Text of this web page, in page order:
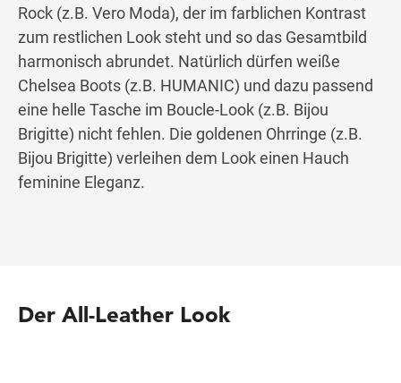
Rock (z.B. Vero Moda), der im farblichen Kontrast
zum restlichen Look steht und so das Gesamtbild
harmonisch abrundet. Natürlich dürfen weiße
Chelsea Boots (z.B. HUMANIC) und dazu passend
eine helle Tasche im Boucle-Look (z.B. Bijou
Brigitte) nicht fehlen. Die goldenen Ohrringe (z.B.
Bijou Brigitte) verleihen dem Look einen Hauch
feminine Eleganz.
Der All-Leather Look